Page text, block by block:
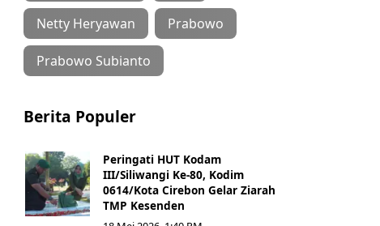
Netty Heryawan Prabowo
Prabowo Subianto
Berita Populer
Peringati HUT Kodam
III/Siliwangi Ke-80, Kodim
0614/Kota Cirebon Gelar Ziarah
TMP Kesenden